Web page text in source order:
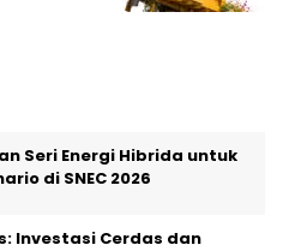
Seri Energi Hibrida untuk
di SNEC 2026
Investasi Cerdas dan